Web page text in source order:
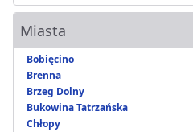
Miasta
Bobięcino
Brenna
Brzeg Dolny
Bukowina Tatrzańska
Chłopy